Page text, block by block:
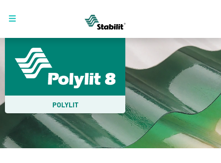
POLYLIT